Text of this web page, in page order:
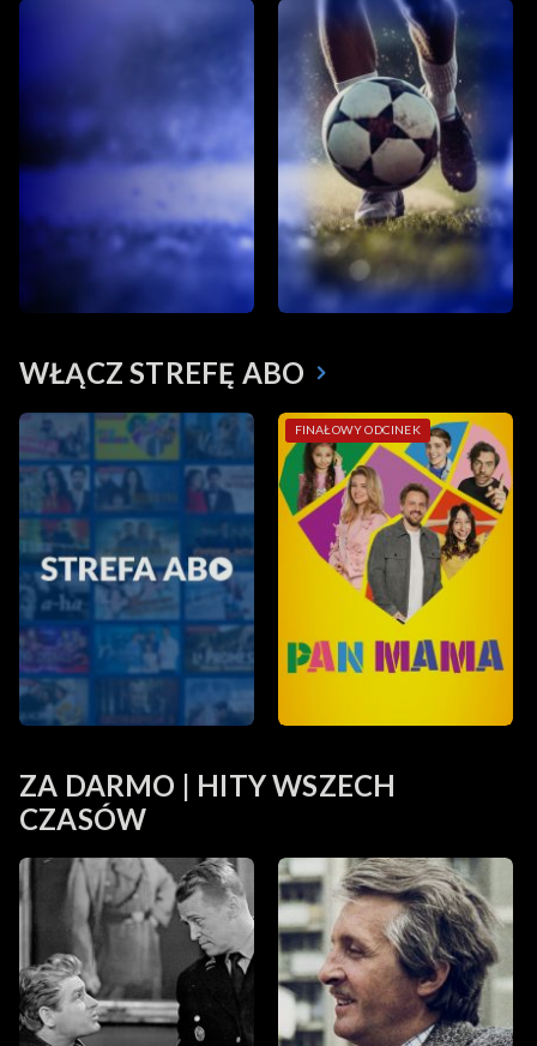
WŁĄCZ STREFĘ ABO
FINAŁOWY ODCINEK
ZA DARMO | HITY WSZECH
CZASÓW